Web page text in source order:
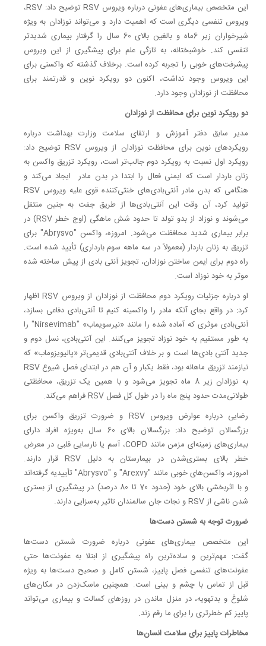
این متخصص بیماری‌های عفونی درباره ویروس RSV توضیح داد: RSV،
ویروس تنفسی دیگری است که اهمیت دارد و می‌تواند نوزادان به ویژه
شیرخواران زیر 6ماه و بالغین بالای 60 سال را گرفتار بیماری شدیدتر
تنفسی‌ کند. خوشبختانه، به تازگی علم برای پیشگیری از این ویروس
پیشرفت‌های خوبی را تجربه کرده است. برخلاف گذشته که واکسنی برای
این ویروس وجود نداشت، اکنون دو رویکرد نوین و قدرتمند برای
محافظت از نوزادان وجود دارد.
دو رویکرد نوین برای محافظت از نوزادان
مدیر سابق دفتر آموزش و ارتقای سلامت وزارت بهداشت درباره
رویکردهای نوین برای محافظت نوزادان از ویروس RSV توضیح داد:
رویکرد اول نسبت به رویکرد دوم جالب‌تر است، رویکرد تزریق واکسن به
زنان باردار است که ایمنی فعال را ابتدا در بدن مادر ایجاد می‌کند و
هنگامی که بدن مادر آنتی‌بادی‌های خنثی‌کننده قوی علیه ویروس RSV
تولید کرد، آن وقت این آنتی‌بادی‌ها از طریق جفت به جنین منتقل
می‌شوند و نوزاد از بدو تولد تا حدود شش ماهگی (اوج خطر RSV) در
برابر بیماری شدید محافظت می‌شود. امروزه، واکسن "Abrysvo" برای
تزریق به زنان باردار (معمولاً در سه ماهه سوم بارداری) تأیید شده است.
راه دوم برای ایمن ساختن نوزادان، تجویز آنتی بادی از پیش ساخته شده
موثر به خود نوزاد است.
او درباره جزئیات رویکرد دوم محافظت از نوزادان از ویروس RSV اظهار
کرد: در واقع بجای آنکه مادر را واکسینه کنیم تا آنتی‌بادی دفاعی بسازد،
آنتی‌بادی موثری که آماده شده را مانند «نیرسویماب» "Nirsevimab" را
به طور مستقیم به خود نوزاد تجویز می‌کنند. این آنتی‌بادی، نسل دوم و
جدید آنتی بادی‌ها است و بر خلاف آنتی‌بادی قدیمی‌تر «پالیویزوماب» که
نیازمند تزریق ماهانه بود، فقط یکبار و آن هم در ابتدای فصل شیوع RSV
به نوزادان زیر 8 ماه تجویز می‌شود و با همین یک تزریق، محافظتی
طولانی‌مدت حدود پنج ماه را در طول کل فصل RSV فراهم می‌کند.
رضایی درباره عوارض ویروس RSV و ضرورت تزریق واکسن برای
بزرگسالان توضیح داد: بزرگسالان بالای 60 سال به‌ویژه افراد دارای
بیماری‌های زمینه‌ای مزمن مانند COPD، آسم یا نارسایی قلبی در معرض
خطر بالای بستری‌شدن در بیمارستان به دلیل RSV قرار دارند.
امروزه، واکسن‌های خوبی مانند "Arexvy" و "Abrysvo" تأییدیه گرفته‌اند
و با اثربخشی بالای خود (حدود 70 تا 80 درصد) در پیشگیری از بستری‌
شدن ناشی از RSV و نجات جان سالمندان تاثیر به‌سزایی دارند.
ضرورت توجه به شستن دست‌ها
این متخصص بیماری‌های عفونی درباره ضرورت شستن دست‌ها
گفت: مهم‌ترین و ساده‌ترین راه پیشگیری از ابتلا به عفونت‌ها حتی
عفونت‌های تنفسی فصل پاییز، شستن کامل و صحیح دست‌ها به ویژه
قبل از تماس با چشم و بینی است. همچنین ماسک‌زدن در مکان‌های
شلوغ و بدتهویه، در منزل ماندن در روزهای کسالت و بیماری می‌تواند
پاییز کم خطرتری را برای ما رقم‌ زند.
مخاطرات پاییز برای سلامت انسان‌ها